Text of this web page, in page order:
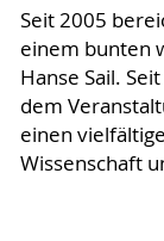
Seit 2005
einem bunten
Hanse Sail.
dem
einen
Wissenschaft